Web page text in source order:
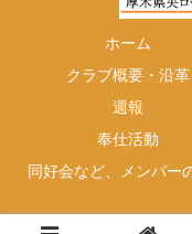
ホーム
クラブ概要・沿革
週報
奉仕活動
同好会など、メンバー